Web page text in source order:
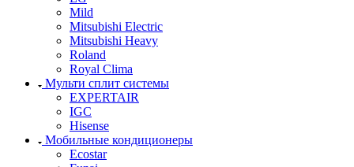
Mild
Mitsubishi Electric
Mitsubishi Heavy
Roland
Royal Clima
Мульти сплит системы
EXPERTAIR
IGC
Hisense
Мобильные кондиционеры
Ecostar